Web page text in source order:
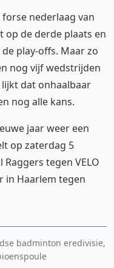
nederlaag van
op de derde plaats en
play-offs. Maar zo
nog vijf wedstrijden
dat onhaalbaar
nog alle kans.
jaar weer een
op zaterdag 5
tegen VELO
in Haarlem tegen
badminton eredivisie,